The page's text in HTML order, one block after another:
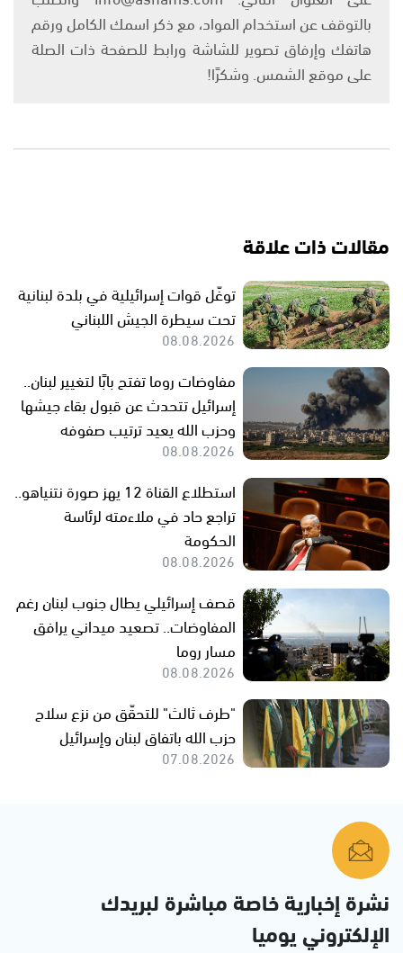
بالتوقف عن استخدام المواد، مع ذكر اسمك الكامل ورقم
هاتفك وإرفاق تصوير للشاشة ورابط للصفحة ذات الصلة
على موقع الشمس. وشكرًا!
مقالات ذات علاقة
توغّل قوات إسرائيلية في بلدة لبنانية
تحت سيطرة الجيش اللبناني
08.08.2026
مفاوضات روما تفتح بابًا لتغيير لبنان..
إسرائيل تتحدث عن قبول بقاء جيشها
وحزب الله يعيد ترتيب صفوفه
08.08.2026
استطلاع القناة 12 يهز صورة نتنياهو..
تراجع حاد في ملاءمته لرئاسة
الحكومة
08.08.2026
قصف إسرائيلي يطال جنوب لبنان رغم
المفاوضات.. تصعيد ميداني يرافق
مسار روما
08.08.2026
"طرف ثالث" للتحقّق من نزع سلاح
حزب الله باتفاق لبنان وإسرائيل
07.08.2026
نشرة إخبارية خاصة مباشرة لبريدك
الإلكتروني يوميا